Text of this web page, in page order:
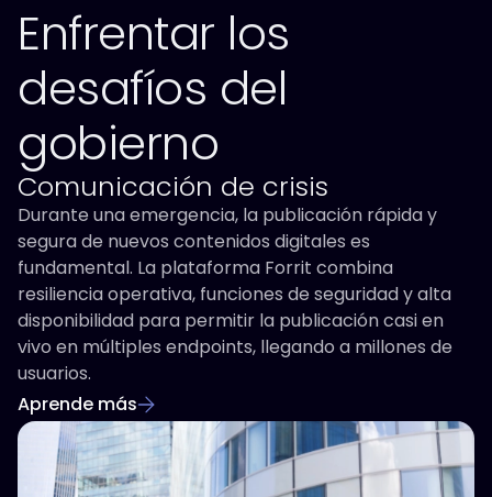
Enfrentar los
desafíos del
gobierno
Comunicación de crisis
Durante una emergencia, la publicación rápida y
segura de nuevos contenidos digitales es
fundamental. La plataforma Forrit combina
resiliencia operativa, funciones de seguridad y alta
disponibilidad para permitir la publicación casi en
vivo en múltiples endpoints, llegando a millones de
usuarios.
Aprende más